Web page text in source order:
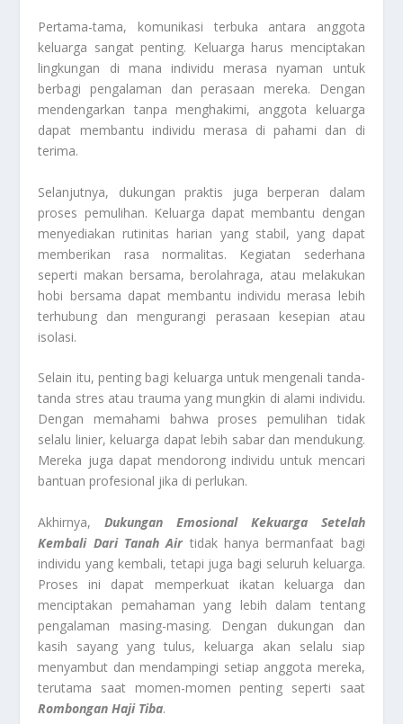
Pertama-tama, komunikasi terbuka antara anggota
keluarga sangat penting. Keluarga harus menciptakan
lingkungan di mana individu merasa nyaman untuk
berbagi pengalaman dan perasaan mereka. Dengan
mendengarkan tanpa menghakimi, anggota keluarga
dapat membantu individu merasa di pahami dan di
terima.
Selanjutnya, dukungan praktis juga berperan dalam
proses pemulihan. Keluarga dapat membantu dengan
menyediakan rutinitas harian yang stabil, yang dapat
memberikan rasa normalitas. Kegiatan sederhana
seperti makan bersama, berolahraga, atau melakukan
hobi bersama dapat membantu individu merasa lebih
terhubung dan mengurangi perasaan kesepian atau
isolasi.
Selain itu, penting bagi keluarga untuk mengenali tanda-
tanda stres atau trauma yang mungkin di alami individu.
Dengan memahami bahwa proses pemulihan tidak
selalu linier, keluarga dapat lebih sabar dan mendukung.
Mereka juga dapat mendorong individu untuk mencari
bantuan profesional jika di perlukan.
Akhirnya,Dukungan Emosional Kekuarga Setelah
Kembali Dari Tanah Air tidak hanya bermanfaat bagi
individu yang kembali, tetapi juga bagi seluruh keluarga.
Proses ini dapat memperkuat ikatan keluarga dan
menciptakan pemahaman yang lebih dalam tentang
pengalaman masing-masing. Dengan dukungan dan
kasih sayang yang tulus, keluarga akan selalu siap
menyambut dan mendampingi setiap anggota mereka,
terutama saat momen-momen penting seperti saat
Rombongan Haji Tiba.